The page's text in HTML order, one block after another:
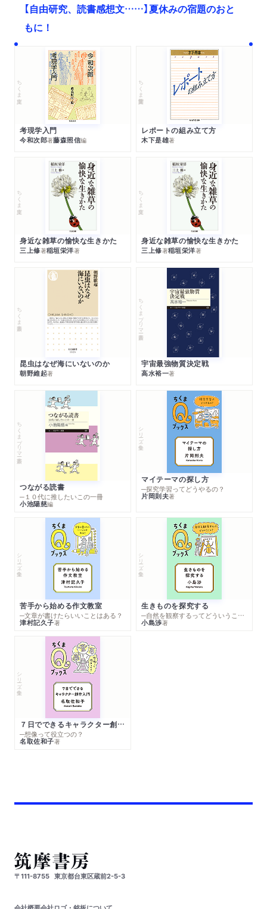
【自由研究、読書感想文……】夏休みの宿題のおと
もに！
ちくま文庫
考現学入門
今和次郎著藤森照信編
ちくま学芸文庫
レポートの組み立て方
木下是雄著
ちくま文庫
身近な雑草の愉快な生きかた
三上修著稲垣栄洋著
ちくま文庫
身近な雑草の愉快な生きかた
三上修著稲垣栄洋著
ちくま新書
昆虫はなぜ海にいないのか
朝野維起著
ちくまプリマー新書
宇宙最強物質決定戦
高水裕一著
ちくまプリマー新書
つながる読書
─１０代に推したいこの一冊
小池陽慈編
シリーズ・全集
マイテーマの探し方
─探究学習ってどうやるの？
片岡則夫著
シリーズ・全集
苦手から始める作文教室
─文章が書けたらいいことはある？
津村記久子著
シリーズ・全集
生きものを探究する
─自然を観察するってどういうこと？
小島渉著
シリーズ・全集
７日でできるキャラクター創作入門
─想像って役立つの？
名取佐和子著
〒111-8755 東京都台東区蔵前2-5-3